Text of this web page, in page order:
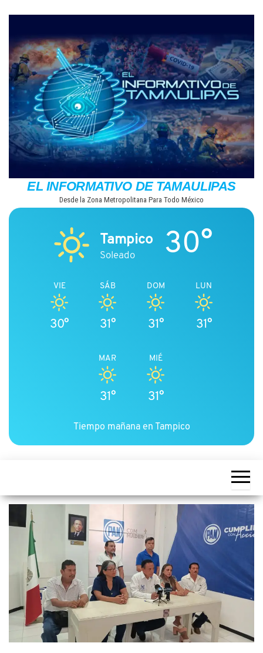
contenido
EL INFORMATIVO DE TAMAULIPAS
Desde la Zona Metropolitana Para Todo México
Tampico
Soleado 30°
VIE
30°
SÁB
31°
DOM
31°
LUN
31°
MAR
31°
MIÉ
31°
Tiempo mañana en Tampico